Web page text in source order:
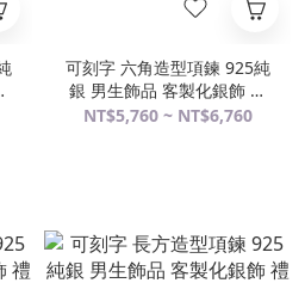
可刻字 六角造型項鍊 925純
銀 男生飾品 客製化銀飾 禮
物訂製
NT$5,760 ~ NT$6,760